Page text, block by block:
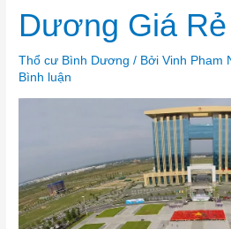
Dương Giá Rẻ
Thổ cư Bình Dương / BởiVinh Pham
Bình luận
Dương
Giá